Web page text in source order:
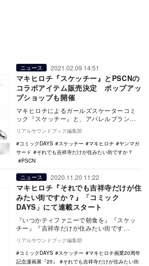
ニュース 2021.02.09 14:51
マキヒロチ『スケッチー』とPSCNの
コラボアイテム販売決定 ポップアッ
プショップも開催
マキヒロチによるガールズスケーターコミ
ック『スケッチー』と、アパレルブランド
「PSCN」のコラボレーションアイテムが2
月11日よ…
リアルサウンドブック編集部
コミックDAYS
スケッチー マキヒロチ
ヤンマガ
サード
それでも吉祥寺だけが住みたい街ですか？
PSCN
ニュース 2020.11.20 11:22
マキヒロチ『それでも吉祥寺だけが住
みたい街ですか？』「コミック
DAYS」にて連載スタート
『いつかティファニーで朝食を』『スケッ
チー』『吉祥寺だけが住みたい街です
か？』で知られるマキヒロチの最新作、
『それでも吉祥寺だけ…
リアルサウンドブック編集部
コミックDAYS
スケッチー
マキヒロチ画業20周年
記念漫画展『20』
それでも吉祥寺だけが住みたい街